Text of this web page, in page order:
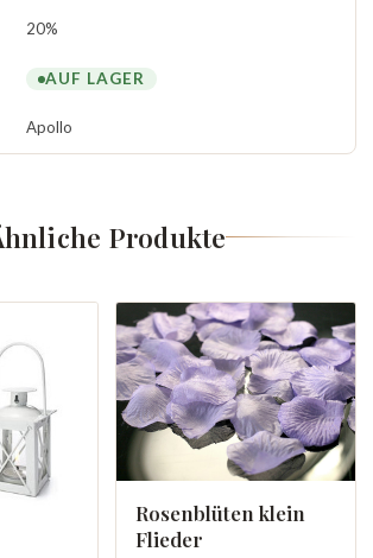
20%
AUF LAGER
Apollo
Produkte
Rosenblüten klein
Flieder